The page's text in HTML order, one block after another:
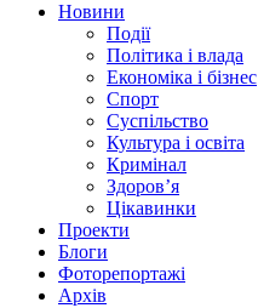
Новини
Події
Політика і влада
Економіка і бізнес
Спорт
Суспільство
Культура і освіта
Кримінал
Здоров’я
Цікавинки
Проекти
Блоги
Фоторепортажі
Архів